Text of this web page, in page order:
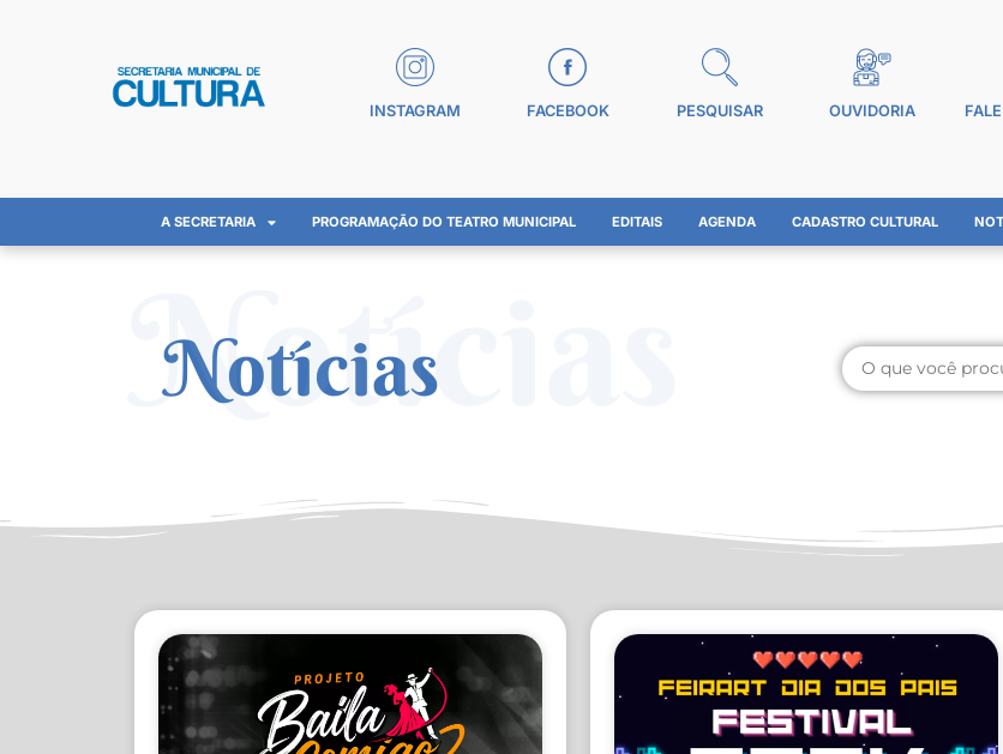
INSTAGRAM FACEBOOK PESQUISAR OUVIDORIA
A SECRETARIA PROGRAMAÇÃO DO TEATRO MUNICIPAL EDITAIS AGENDA CADASTRO CULTURAL
Notícias
Notícias